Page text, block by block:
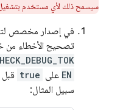
سيسمح ذلك لأي مستخدم
في إصدار مخصص
تصحيح الأخطاء من
EN على true قبل
سبيل المثال: